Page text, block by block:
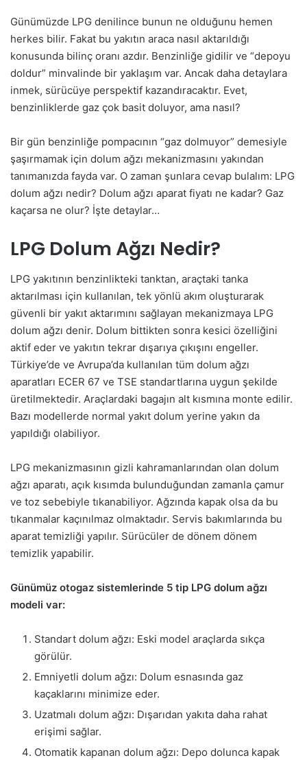
Günümüzde LPG denilince bunun ne olduğunu hemen
herkes bilir. Fakat bu yakıtın araca nasıl aktarıldığı
konusunda bilinç oranı azdır. Benzinliğe gidilir ve “depoyu
doldur” minvalinde bir yaklaşım var. Ancak daha detaylara
inmek, sürücüye perspektif kazandıracaktır. Evet,
benzinliklerde gaz çok basit doluyor, ama nasıl?
Bir gün benzinliğe pompacının “gaz dolmuyor” demesiyle
şaşırmamak için dolum ağzı mekanizmasını yakından
tanımanızda fayda var. O zaman şunlara cevap bulalım: LPG
dolum ağzı nedir? Dolum ağzı aparat fiyatı ne kadar? Gaz
kaçarsa ne olur? İşte detaylar…
LPG Dolum Ağzı Nedir?
LPG yakıtının benzinlikteki tanktan, araçtaki tanka
aktarılması için kullanılan, tek yönlü akım oluşturarak
güvenli bir yakıt aktarımını sağlayan mekanizmaya LPG
dolum ağzı denir. Dolum bittikten sonra kesici özelliğini
aktif eder ve yakıtın tekrar dışarıya çıkışını engeller.
Türkiye’de ve Avrupa’da kullanılan tüm dolum ağzı
aparatları ECER 67 ve TSE standartlarına uygun şekilde
üretilmektedir. Araçlardaki bagajın alt kısmına monte edilir.
Bazı modellerde normal yakıt dolum yerine yakın da
yapıldığı olabiliyor.
LPG mekanizmasının gizli kahramanlarından olan dolum
ağzı aparatı, açık kısımda bulunduğundan zamanla çamur
ve toz sebebiyle tıkanabiliyor. Ağzında kapak olsa da bu
tıkanmalar kaçınılmaz olmaktadır. Servis bakımlarında bu
aparat temizliği yapılır. Sürücüler de dönem dönem
temizlik yapabilir.
Günümüz otogaz sistemlerinde 5 tip LPG dolum ağzı
modeli var:
Standart dolum ağzı: Eski model araçlarda sıkça
görülür.
Emniyetli dolum ağzı: Dolum esnasında gaz
kaçaklarını minimize eder.
Uzatmalı dolum ağzı: Dışarıdan yakıta daha rahat
erişimi sağlar.
Otomatik kapanan dolum ağzı: Depo dolunca kapak